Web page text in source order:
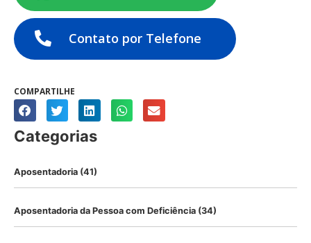
Contato por Telefone
COMPARTILHE
Categorias
Aposentadoria (41)
Aposentadoria da Pessoa com Deficiência (34)